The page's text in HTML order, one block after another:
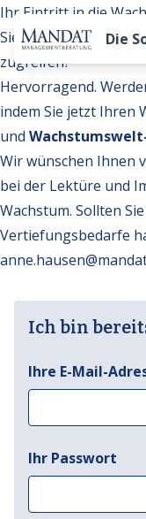
Die
Ihr Eintritt in die
Sie möchten auf
zugreifen?
Hervorragend.
indem Sie jetzt Ihren
und
Wir wünschen Ihnen
bei der Lektüre und
Wachstum. Sollten
Vertiefungsbedarfe
Ich bin
Ihre E-Mail-
Ihr Passwort